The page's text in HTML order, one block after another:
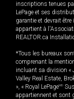
inscriptions tenues
LePage et ses
garantie et devrait
appartient à
REALTOR.ca
*Tous les bureaux
comprenant la
incluant sa division «
Valley Real Estate,
», « Royal LePageMD
appartiennent et sont